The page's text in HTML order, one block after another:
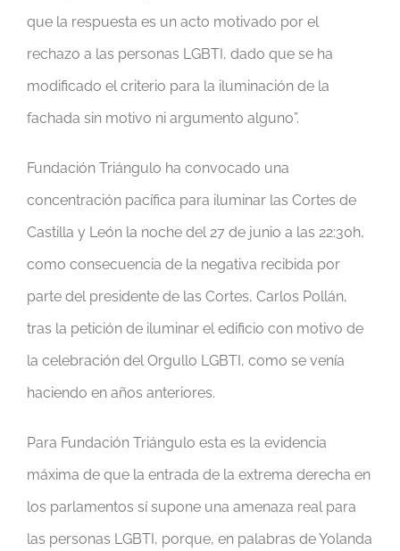
que la respuesta es un acto motivado por el
rechazo a las personas LGBTI, dado que se ha
modificado el criterio para la iluminación de la
fachada sin motivo ni argumento alguno”.
Fundación Triángulo ha convocado una
concentración pacífica para iluminar las Cortes de
Castilla y León la noche del 27 de junio a las 22:30h,
como consecuencia de la negativa recibida por
parte del presidente de las Cortes, Carlos Pollán,
tras la petición de iluminar el edificio con motivo de
la celebración del Orgullo LGBTI, como se venía
haciendo en años anteriores.
Para Fundación Triángulo esta es la evidencia
máxima de que la entrada de la extrema derecha en
los parlamentos sí supone una amenaza real para
las personas LGBTI, porque, en palabras de Yolanda